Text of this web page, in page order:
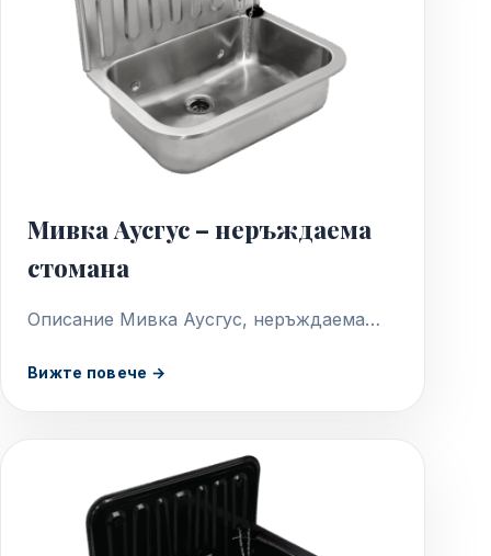
Мивка Аусгус – неръждаема
стомана
Описание Мивка Аусгус, неръждаема
стена и мивка Дебелина на стоманата на
мивката 1 мм…
Вижте повече →